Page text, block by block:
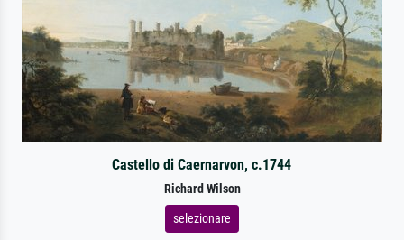
Castello di Caernarvon, c.1744
Richard Wilson
selezionare